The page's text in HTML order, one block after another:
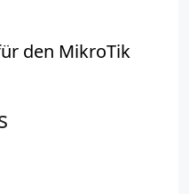
den MikroTik